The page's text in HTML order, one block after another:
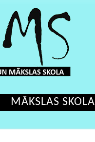
MĀKSLAS SKOLA